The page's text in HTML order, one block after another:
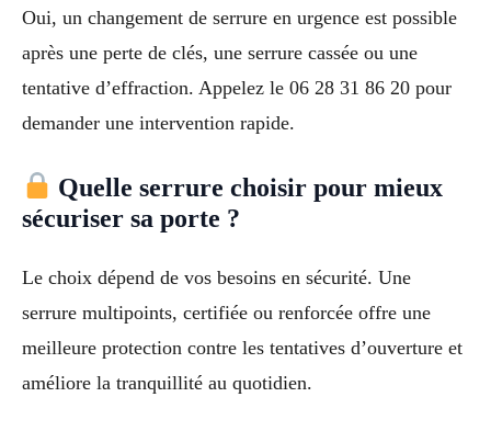
Oui, un changement de serrure en urgence est possible
après une perte de clés, une serrure cassée ou une
tentative d’effraction. Appelez le 06 28 31 86 20 pour
demander une intervention rapide.
Quelle serrure choisir pour mieux
sécuriser sa porte ?
Le choix dépend de vos besoins en sécurité. Une
serrure multipoints, certifiée ou renforcée offre une
meilleure protection contre les tentatives d’ouverture et
améliore la tranquillité au quotidien.